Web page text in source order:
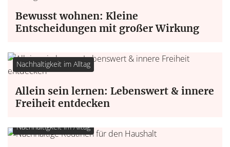
Bewusst wohnen: Kleine
Entscheidungen mit großer Wirkung
Nachhaltigkeit im Alltag
Allein sein lernen: Lebenswert & innere
Freiheit entdecken
Nachhaltigkeit im Alltag